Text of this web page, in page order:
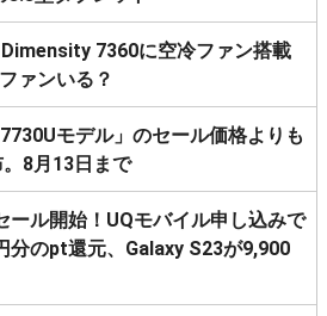
Dimensity 7360に空冷ファン搭載
ァンいる？
モデル」のセール価格よりも
8月13日まで
ール開始！UQモバイル申し込みで
分のpt還元、Galaxy S23が9,900